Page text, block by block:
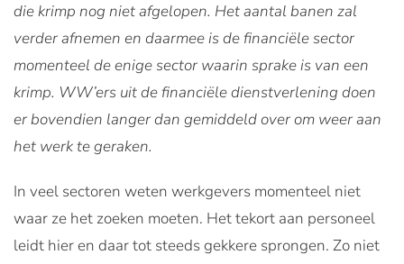
die krimp nog niet afgelopen. Het aantal banen zal
verder afnemen en daarmee is de financiële sector
momenteel de enige sector waarin sprake is van een
krimp. WW’ers uit de financiële dienstverlening doen
er bovendien langer dan gemiddeld over om weer aan
het werk te geraken.
In veel sectoren weten werkgevers momenteel niet
waar ze het zoeken moeten. Het tekort aan personeel
leidt hier en daar tot steeds gekkere sprongen. Zo niet